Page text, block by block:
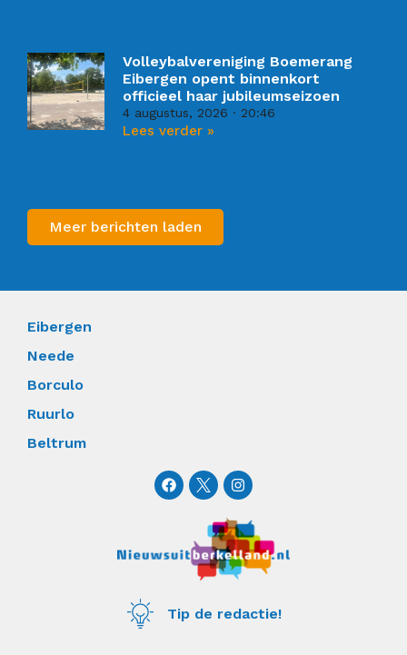
Volleybalvereniging Boemerang
Eibergen opent binnenkort
officieel haar jubileumseizoen
4 augustus, 2026 20:46
Lees verder »
Meer berichten laden
Eibergen
Neede
Borculo
Ruurlo
Beltrum
F
a
c
o
o
I
n
s
t
a
g
r
a
Tip de redactie!